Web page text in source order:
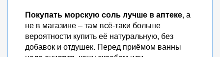
Покупать морскую соль лучше в аптеке, а
не в магазине – там всё-таки больше
вероятности купить её натуральную, без
добавок и отдушек. Перед приёмом ванны